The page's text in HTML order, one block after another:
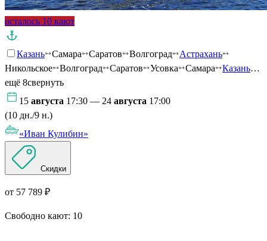
осталось 10 кают
Казань Самара Саратов Волгоград
Астрахань
Никольское
Волгоград Саратов Усовка Самара Казань…
ещё 8свернуть
15 августа 17:30 — 24 августа 17:00
(10 дн./9 н.)
«Иван Кулибин»
Скидки
от 57 789 ₽
Свободно кают: 10